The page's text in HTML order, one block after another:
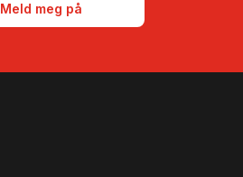
Meld meg på